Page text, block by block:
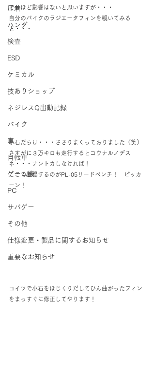
圧着
ハンダ
検査
ESD
ケミカル
技ありショップ
ネジレスQ出動記録
バイク
車
自転車
ゲーム機
PC
サバゲー
その他
仕様変更・製品に関するお知らせ
重要なお知らせ
それほど影響はないと思いますが・・・
自分のバイクのラジエータフィンを覗いてみる
と・・・
小石だらけ・・・ささりまくっておりました（笑）
さすがに３万キロも走行するとコウナルノデス
ネ・・・ナントカしなければ！
ここで登場するのがPL-05リードペンチ！　ピッカ
ーン！
コイツで小石をほじくりだしてひん曲がったフィン
をまっすぐに修正してやります！